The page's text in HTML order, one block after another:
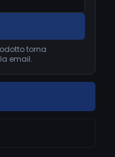
torna
email.